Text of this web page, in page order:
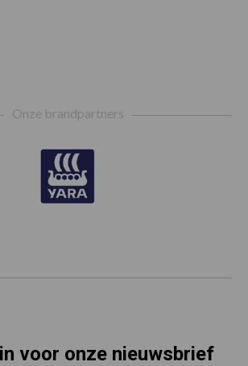
Onze brandpartners
voor onze nieuwsbrief